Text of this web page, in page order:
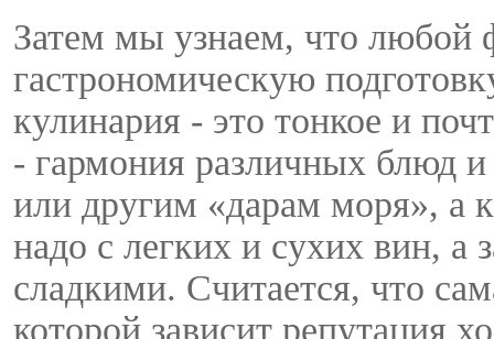
Затем мы узнаем, что любой
гастрономическую
кулинария - это тонкое и
- гармония различных блюд
или другим «дарам моря», а
надо с легких и сухих вин, а
сладкими. Считается, что
которой зависит репутация